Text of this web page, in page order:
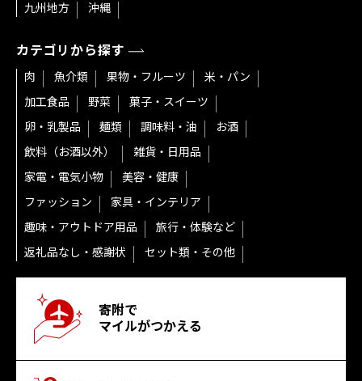
九州地方
沖縄
カテゴリから探す
肉 魚介類 果物・フルーツ
米・パン
加工食品
野菜
菓子・スイーツ
卵・乳製品
麺類 調味料・油
お酒
飲料（お酒以外）
雑貨・日用品
家電・電気小物
美容・健康
ファッション
家具・インテリア
趣味・アウトドア用品
旅行・体験など
返礼品なし・感謝状
セット類・その他
寄附で
マイルがつかえる